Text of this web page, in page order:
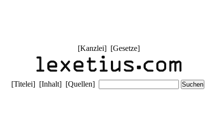
[Kanzlei] [Gesetze]
[Titelei] [Inhalt] [Quellen]